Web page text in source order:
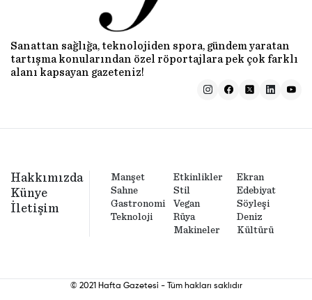
Sanattan sağlığa, teknolojiden spora, gündem yaratan
tartışma konularından özel röportajlara pek çok farklı
alanı kapsayan gazeteniz!
Hakkımızda
Künye
İletişim
Manşet Etkinlikler
Ekran
Sahne
Stil
Edebiyat
Gastronomi
Vegan
Söyleşi
Teknoloji
Rüya
Makineler
Deniz
Kültürü
© 2021 Hafta Gazetesi - Tüm hakları saklıdır